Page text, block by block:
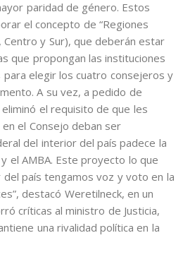
paridad de género. Estos
el concepto de “Regiones
Centro y Sur), que deberán estar
que propongan las instituciones
elegir los cuatro consejeros y
A su vez, a pedido de
el requisito de que les
el Consejo deban ser
del interior del país padece la
el AMBA. Este proyecto lo que
país tengamos voz y voto en la
destacó Weretilneck, en un
críticas al ministro de Justicia,
una rivalidad política en la